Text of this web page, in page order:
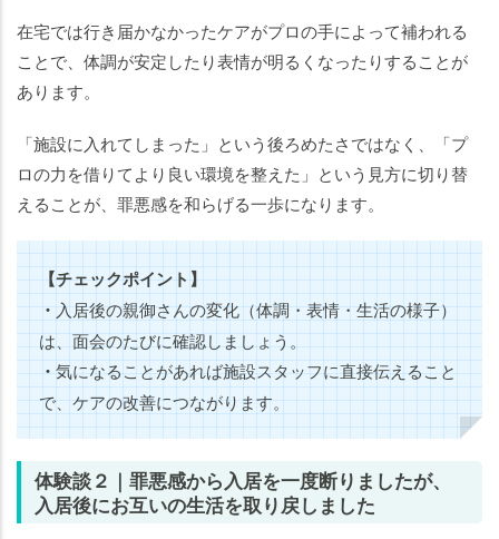
在宅では行き届かなかったケアがプロの手によって補われる
ことで、体調が安定したり表情が明るくなったりすることが
あります。
「施設に入れてしまった」という後ろめたさではなく、「プ
ロの力を借りてより良い環境を整えた」という見方に切り替
えることが、罪悪感を和らげる一歩になります。
【チェックポイント】
・入居後の親御さんの変化（体調・表情・生活の様子）
は、面会のたびに確認しましょう。
・気になることがあれば施設スタッフに直接伝えること
で、ケアの改善につながります。
体験談２｜罪悪感から入居を一度断りましたが、
入居後にお互いの生活を取り戻しました